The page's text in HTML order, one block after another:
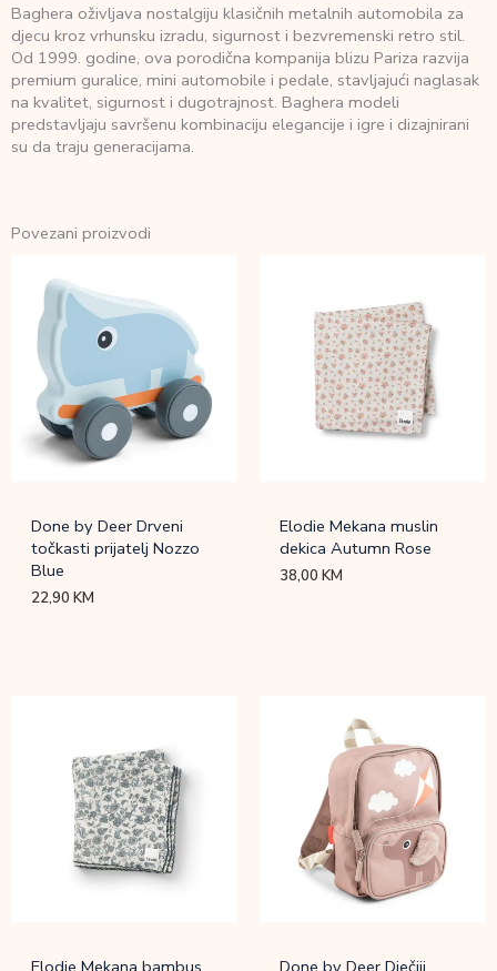
Baghera oživljava nostalgiju klasičnih metalnih automobila za
djecu kroz vrhunsku izradu, sigurnost i bezvremenski retro stil.
Od 1999. godine, ova porodična kompanija blizu Pariza razvija
premium guralice, mini automobile i pedale, stavljajući naglasak
na kvalitet, sigurnost i dugotrajnost. Baghera modeli
predstavljaju savršenu kombinaciju elegancije i igre i dizajnirani
su da traju generacijama.
Povezani proizvodi
Done by Deer Drveni
točkasti prijatelj Nozzo
Blue
22,90KM
Elodie Mekana muslin
dekica Autumn Rose
38,00KM